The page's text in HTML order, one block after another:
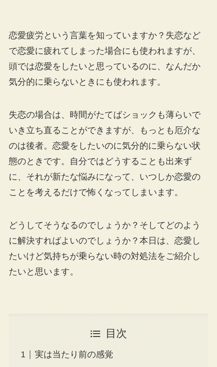
恋愛疲労という言葉を知っていますか？失恋など
で恋愛に疲れてしまった場合にも使われますが、
頭では恋愛をしたいと思っているのに、なんだか
気分的に乗らないときにも使われます。
失恋の場合は、時間がたてばショックも薄らいで
いき立ち直ることができますが、もっとも厄介な
のは後者。恋愛をしたいのに気分的に乗らない状
態のときです。自分ではどうすることも出来ず
に、それが新たな悩みになって、いつしか恋愛の
ことを考えるだけで怖くなってしまいます。
どうしてそうなるのでしょうか？そしてどのよう
に解決すればよいのでしょうか？本日は、恋愛し
たいけど気持ちが乗らない時の対処法をご紹介し
たいと思います。
目次
実は当たり前の感覚